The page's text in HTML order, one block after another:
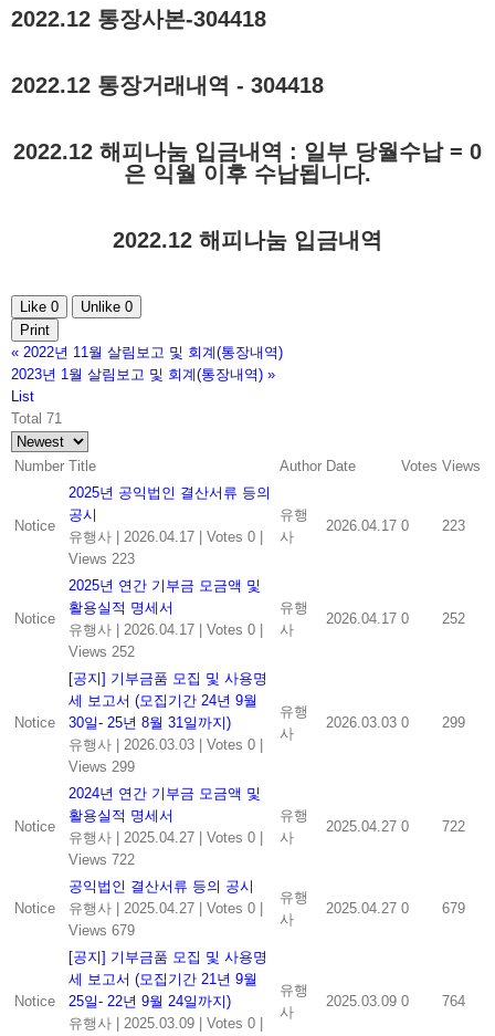
2022.12 통장사본-304418
2022.12 통장거래내역 - 304418
2022.12 해피나눔 입금내역 : 일부 당월수납 = 0
은 익월 이후 수납됩니다.
2022.12 해피나눔 입금내역
Like 0 Unlike 0
Print
« 2022년 11월 살림보고 및 회계(통장내역)
2023년 1월 살림보고 및 회계(통장내역) »
List
Total 71
Number Title Author Date Votes Views
Notice
2025년 공익법인 결산서류 등의
공시
유행사
2026.04.17 Votes 0
Views 223
유행
사
2026.04.17 0 223
Notice
2025년 연간 기부금 모금액 및
활용실적 명세서
유행사
2026.04.17 Votes 0
Views 252
유행
사
2026.04.17 0 252
Notice
[공지] 기부금품 모집 및 사용명
세 보고서 (모집기간 24년 9월
30일- 25년 8월 31일까지)
유행사
2026.03.03 Votes 0
Views 299
유행
사
2026.03.03 0 299
Notice
2024년 연간 기부금 모금액 및
활용실적 명세서
유행사
2025.04.27 Votes 0
Views 722
유행
사
2025.04.27 0 722
Notice
공익법인 결산서류 등의 공시
유행사
2025.04.27 Votes 0
Views 679
유행
사
2025.04.27 0 679
Notice
[공지] 기부금품 모집 및 사용명
세 보고서 (모집기간 21년 9월
25일- 22년 9월 24일까지)
유행사
2025.03.09 Votes 0
유행
사
2025.03.09 0 764